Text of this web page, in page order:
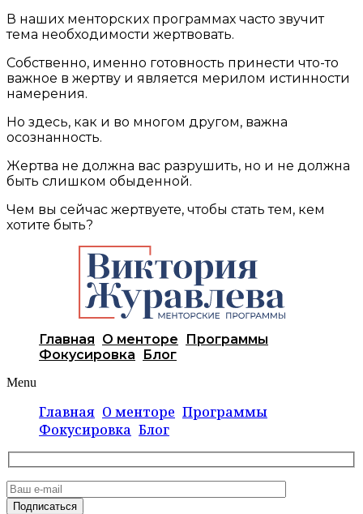
В наших менторских программах часто звучит
тема необходимости жертвовать.
Собственно, именно готовность принести что-то
важное в жертву и является мерилом истинности
намерения.
Но здесь, как и во многом другом, важна
осознанность.
Жертва не должна вас разрушить, но и не должна
быть слишком обыденной.
Чем вы сейчас жертвуете, чтобы стать тем, кем
хотите быть?
Главная О менторе
Программы
Фокусировка
Блог
Menu
Главная О менторе Программы
Фокусировка Блог